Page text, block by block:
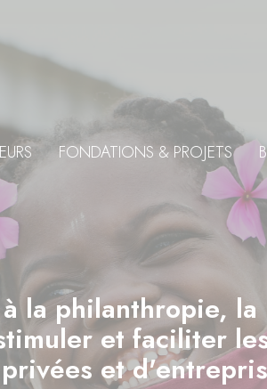
FONDATIONS & PROJETS
la philanthropie, la
et faciliter
et